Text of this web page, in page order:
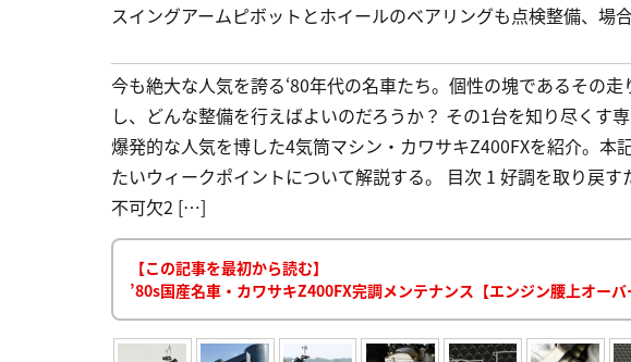
スイングアームピボットとホイールのベアリングも点検整備、場
今も絶大な人気を誇る‘80年代の名車たち。個性の塊であるその
し、どんな整備を行えばよいのだろうか？ その1台を知り尽くす
爆発的な人気を博した4気筒マシン・カワサキZ400FXを紹介。本
たいウィークポイントについて解説する。 目次 1 好調を取り戻
不可欠2 […]
【この記事を最初から読む】
’80s国産名車・カワサキZ400FX完調メンテナンス【エンジン腰上オーバ